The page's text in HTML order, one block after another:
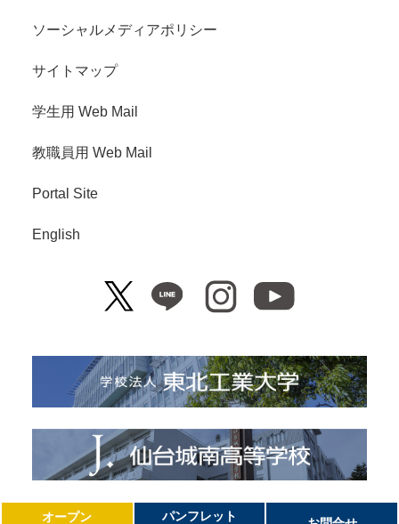
ソーシャルメディアポリシー
サイトマップ
学生用 Web Mail
教職員用 Web Mail
Portal Site
English
Copyright© Tohoku Institute of Technology. All Right Reserved.
オープン
パンフレット